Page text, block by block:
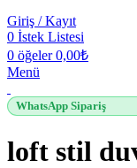
Giriş / Kayıt
0 İstek Listesi
0 öğeler 0,00₺
Menü
WhatsApp Sipariş
loft stil